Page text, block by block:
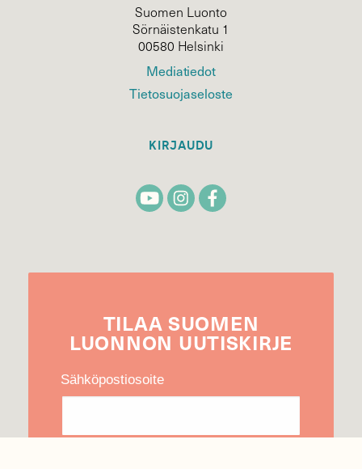
Suomen Luonto
Sörnäistenkatu 1
00580 Helsinki
Mediatiedot
Tietosuojaseloste
KIRJAUDU
TILAA SUOMEN
LUONNON UUTIS­KIRJE
Sähköpostiosoite